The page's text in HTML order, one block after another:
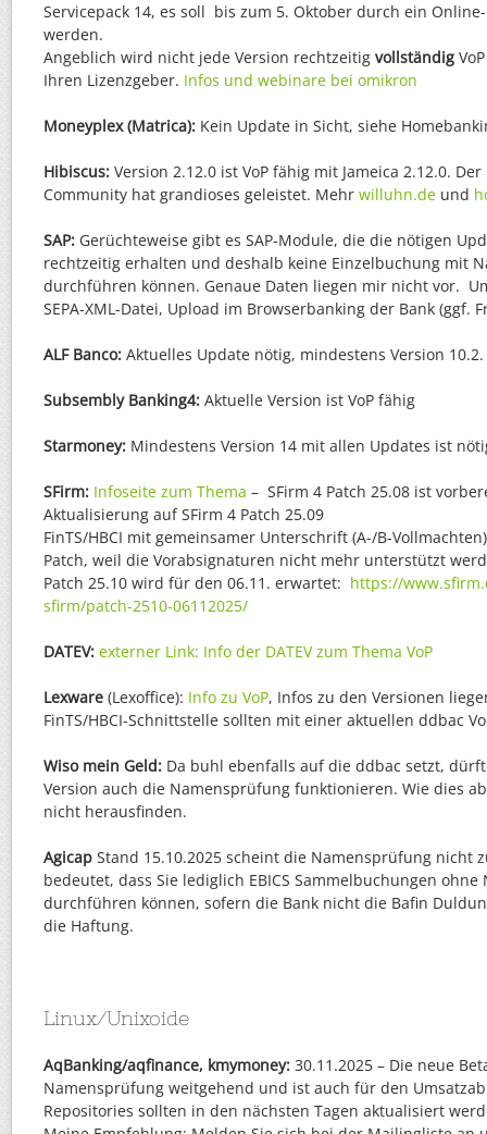
Servicepack 14, es soll bis zum 5. Oktober durch ein
werden.
Angeblich wird nicht jede Version rechtzeitig vollständig
Ihren Lizenzgeber. Infos und webinare bei omikron
Moneyplex (Matrica): Kein Update in Sicht, siehe
Hibiscus: Version 2.12.0 ist VoP fähig mit Jameica 2.12.0.
Community hat grandioses geleistet. Mehr willuhn.de und
SAP: Gerüchteweise gibt es SAP-Module, die die nötigen
rechtzeitig erhalten und deshalb keine Einzelbuchung mit
durchführen können. Genaue Daten liegen mir nicht vor.
SEPA-XML-Datei, Upload im Browserbanking der Bank (ggf.
ALF Banco: Aktuelles Update nötig, mindestens Version 10.2.
Subsembly Banking4: Aktuelle Version ist VoP fähig
Starmoney: Mindestens Version 14 mit allen Updates ist
SFirm: Infoseite zum Thema – SFirm 4 Patch 25.08 ist
Aktualisierung auf SFirm 4 Patch 25.09
FinTS/HBCI mit gemeinsamer Unterschrift (A-/B-
Patch, weil die Vorabsignaturen nicht mehr unterstützt
Patch 25.10 wird für den 06.11. erwartet: https://
sfirm/patch-2510-06112025/
DATEV: externer Link: Info der DATEV zum Thema VoP
Lexware (Lexoffice): Info zu VoP, Infos zu den Versionen
FinTS/HBCI-Schnittstelle sollten mit einer aktuellen ddbac
Wiso mein Geld: Da buhl ebenfalls auf die ddbac setzt,
Version auch die Namensprüfung funktionieren. Wie dies
nicht herausfinden.
Agicap Stand 15.10.2025 scheint die Namensprüfung nicht
bedeutet, dass Sie lediglich EBICS Sammelbuchungen
durchführen können, sofern die Bank nicht die Bafin
die Haftung.
Linux/Unixoide
AqBanking/aqfinance, kmymoney: 30.11.2025 – Die neue
Namensprüfung weitgehend und ist auch für den
Repositories sollten in den nächsten Tagen aktualisiert